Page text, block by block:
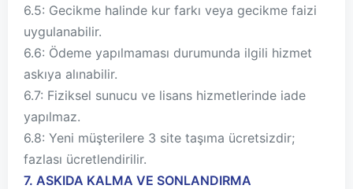
6.5: Gecikme halinde kur farkı veya gecikme faizi
uygulanabilir.
6.6: Ödeme yapılmaması durumunda ilgili hizmet
askıya alınabilir.
6.7: Fiziksel sunucu ve lisans hizmetlerinde iade
yapılmaz.
6.8: Yeni müşterilere 3 site taşıma ücretsizdir;
fazlası ücretlendirilir.
7. ASKIDA KALMA VE SONLANDIRMA